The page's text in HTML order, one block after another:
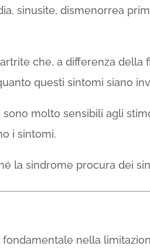
sinusite, dismenorrea
che, a differenza
questi sintomi siano
molto sensibili agli
i sintomi.
la sindrome procura dei
nella